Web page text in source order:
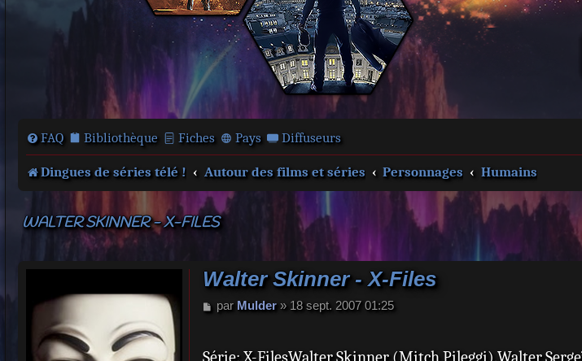
FAQ Bibliothèque Fiches Pays Diffuseurs
Dingues de séries télé ! Autour des films et séries Personnages Humains
WALTER SKINNER - X-FILES
Walter Skinner - X-Files
M
s
par Mulder» 18 sept. 2007 01:25